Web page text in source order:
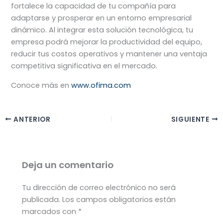
fortalece la capacidad de tu compañía para
adaptarse y prosperar en un entorno empresarial
dinámico. Al integrar esta solución tecnológica, tu
empresa podrá mejorar la productividad del equipo,
reducir tus costos operativos y mantener una ventaja
competitiva significativa en el mercado.
Conoce más enwww.ofima.com
ANTERIOR SIGUIENTE
Deja un comentario
Tu dirección de correo electrónico no será
publicada. Los campos obligatorios están
marcados con *